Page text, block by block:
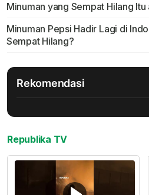
Minuman yang Sempat Hilang
Minuman Pepsi Hadir Lagi di
Sempat Hilang?
Rekomendasi
Republika TV